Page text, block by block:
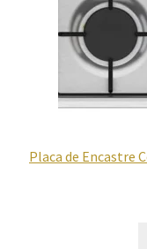
Lavadoras y
Lavavajillas
Limpieza del hogar
Menaje
Placa de Encastre